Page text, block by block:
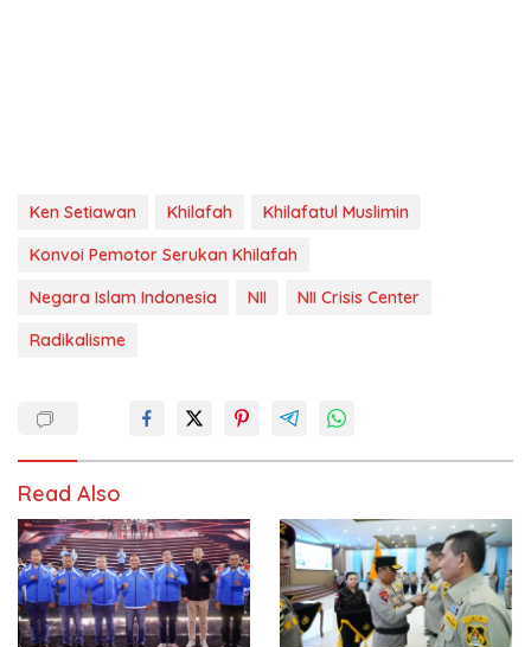
Ken Setiawan Khilafah
Khilafatul Muslimin
Konvoi Pemotor Serukan Khilafah
Negara Islam Indonesia
NII
NII Crisis Center
Radikalisme
Read Also